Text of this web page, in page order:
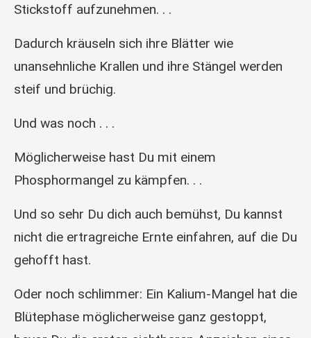
Stickstoff aufzunehmen. . .
Dadurch kräuseln sich ihre Blätter wie
unansehnliche Krallen und ihre Stängel werden
steif und brüchig.
Und was noch . . .
Möglicherweise hast Du mit einem
Phosphormangel zu kämpfen. . .
Und so sehr Du dich auch bemühst, Du kannst
nicht die ertragreiche Ernte einfahren, auf die Du
gehofft hast.
Oder noch schlimmer: Ein Kalium-Mangel hat die
Blütephase möglicherweise ganz gestoppt,